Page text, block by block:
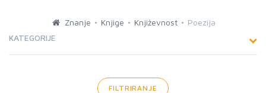
Znanje Knjige Književnost
Poezija
KATEGORIJE
FILTRIRANJE